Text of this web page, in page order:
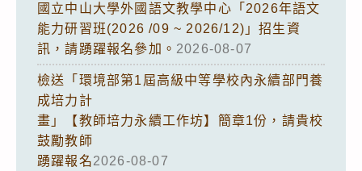
國立中山大學外國語文教學中心「2026年語文
能力研習班(2026 /09 ~ 2026/12)」招生資
訊，請踴躍報名參加。 2026-08-07
檢送「環境部第1屆高級中等學校內永續部門養
成培力計
畫」【教師培力永續工作坊】簡章1份，請貴校
鼓勵教師
踴躍報名2026-08-07